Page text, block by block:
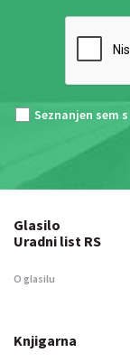
Seznanjen sem s
Glasilo
Uradni list RS
O glasilu
Knjigarna